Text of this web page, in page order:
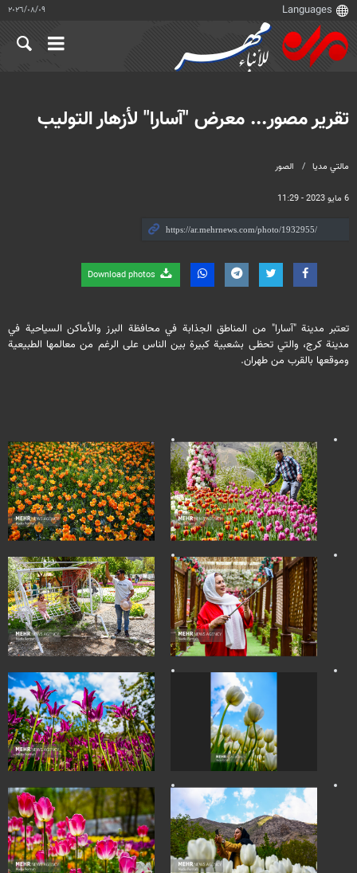
٠٩‏/٠٨‏/٢٠٢٦
مالتي مدیا الصور
6 مايو 2023 - 11:29
تقرير مصور... معرض "آسارا" لأزهار التوليب
تعتبر مدينة "آسارا" من المناطق الجذابة في محافظة البرز والأماكن السياحية في
مدينة كرج، والتي تحظى بشعبية كبيرة بين الناس على الرغم من معالمها الطبيعية
وموقعها بالقرب من طهران.